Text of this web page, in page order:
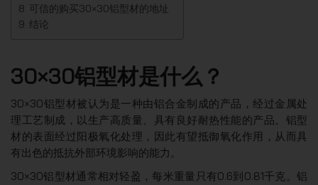
可信的购买30×30铝型材的地址
结论
30×30铝型材是什么？
30×30铝型材被认为是一种由铝合金制成的产品，经过金属处
理工艺制成，以生产高质量、具有良好耐热性能的产品。铝型
材的表面经过阳极氧化处理，因此有望抵御氧化作用，从而具
有出色的抵抗外部环境影响的能力。
30×30铝型材通常相对轻盈，每米重量只有0.6到0.81千克。铝